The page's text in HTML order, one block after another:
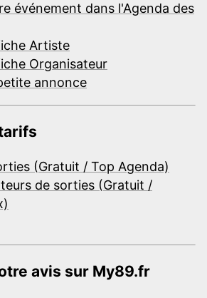
événement dans l'Agenda des
Artiste
Organisateur
annonce
(Gratuit / Top Agenda)
de sorties (Gratuit /
avis sur My89.fr